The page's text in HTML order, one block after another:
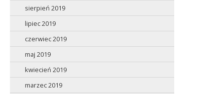
sierpień 2019
lipiec 2019
czerwiec 2019
maj 2019
kwiecień 2019
marzec 2019